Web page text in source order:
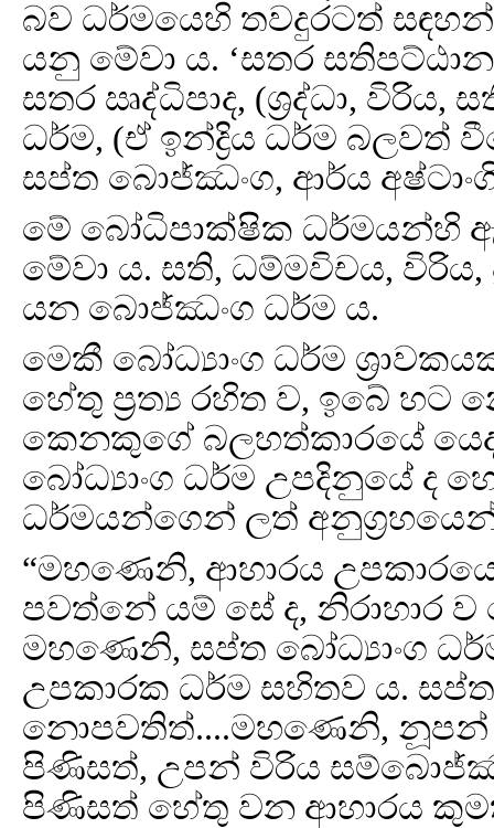
බව ධර්මයෙහි තවදුරටත්
යනු මේවා ය. ‘සතර
සතර ඍද්ධිපාද, (ශ්‍රද්ධා, විරිය,
ධර්ම, (ඒ ඉන්ද්‍රිය ධර්ම බලවත්
සප්ත බොජ්ඣංග, ආර්ය
මේ බෝධිපාක්ෂික ධර්මයන්හි
මේවා ය. සති, ධම්මවිචය, විරිය,
යන බොජ්ඣංග ධර්ම ය.
මෙකී බෝධ්‍යාංග ධර්ම
හේතු ප්‍රත්‍ය රහිත ව, ඉබේ හට
කෙනකුගේ බලහත්කාරයේ
බෝධ්‍යාංග ධර්ම උපදිනුයේ ද
ධර්මයන්ගෙන් ලත්
“මහණෙනි, ආහාරය
පවත්නේ යම් සේ ද, නිරාහාර
මහණෙනි, සප්ත බෝධ්‍යාංග
උපකාරක ධර්ම සහිතව ය.
නොපවතිත්....මහණෙනි, නූපන්
පිණිසත්, උපන් විරිය
පිණිසත් හේතු වන ආහාරය